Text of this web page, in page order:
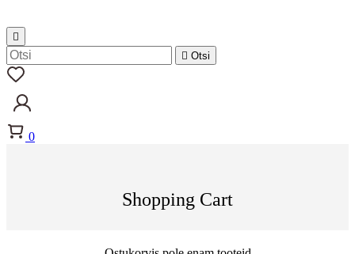

 Otsi
0
Shopping Cart